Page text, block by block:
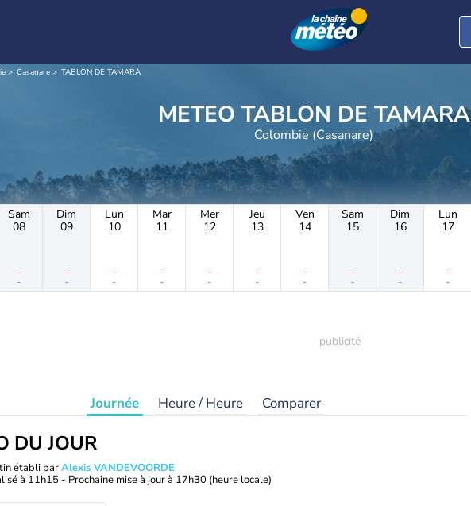
Casanare TABLON DE TAMARA
METEO TABLON DE TAMARA
Colombie (Casanare)
Sam
08
-
-
Dim
09
-
-
Lun
10
-
-
Mar
11
-
-
Mer
12
-
-
Jeu
13
-
-
Ven
14
-
-
Sam
15
-
-
Dim
16
-
-
Lun
17
-
-
Journée Heure / Heure Comparer
DU JOUR
établi parAlexis VANDEVOORDE
à 11h15 - Prochaine mise à jour à 17h30 (heure locale)